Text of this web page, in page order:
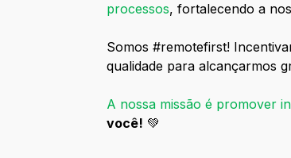
processos, fortalecendo a
Somos #remotefirst!
qualidade para alcançarmos
A nossa missão é promover
você! 💚